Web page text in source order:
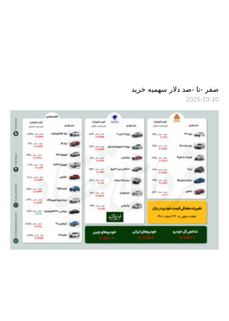
صفر -تا -صد دلار سهمیه خرید
2025-10-10